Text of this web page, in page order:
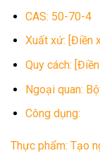
CAS: 50-70-4
Xuất xứ: [Điền
Quy cách:
Ngoại quan:
Công dụng:
Thực phẩm: Tạo